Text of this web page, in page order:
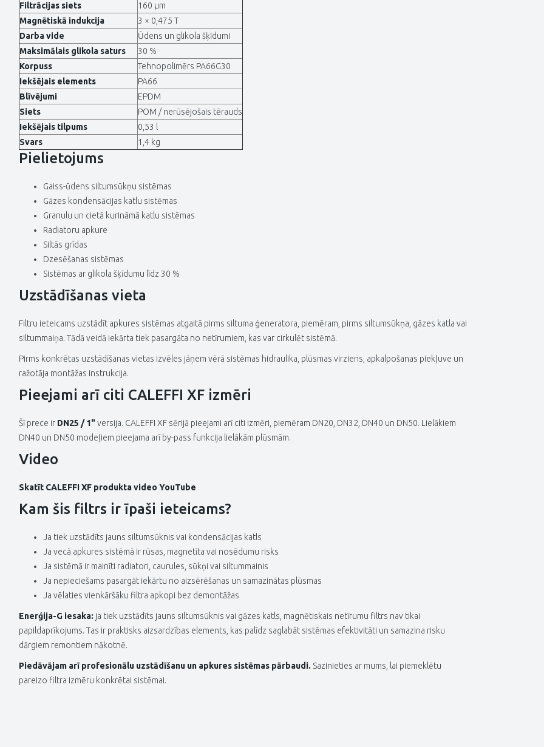
Filtrācijas siets
160 µm
Magnētiskā indukcija
3 × 0,475 T
Darba vide
Ūdens un glikola šķīdumi
Maksimālais glikola saturs
30 %
Korpuss
Tehnopolimērs PA66G30
Iekšējais elements
PA66
Blīvējumi
EPDM
Siets
POM / nerūsējošais tērauds
Iekšējais tilpums
0,53 l
Svars
1,4 kg
Pielietojums
Gaiss-ūdens siltumsūkņu sistēmas
Gāzes kondensācijas katlu sistēmas
Granulu un cietā kurināmā katlu sistēmas
Radiatoru apkure
Siltās grīdas
Dzesēšanas sistēmas
Sistēmas ar glikola šķīdumu līdz 30 %
Uzstādīšanas vieta
Filtru ieteicams uzstādīt apkures sistēmas atgaitā pirms siltuma ģeneratora, piemēram, pirms siltumsūkņa, gāzes katla vai
siltummaiņa. Tādā veidā iekārta tiek pasargāta no netīrumiem, kas var cirkulēt sistēmā.
Pirms konkrētas uzstādīšanas vietas izvēles jāņem vērā sistēmas hidraulika, plūsmas virziens, apkalpošanas piekļuve un
ražotāja montāžas instrukcija.
Pieejami arī citi CALEFFI XF izmēri
Šī prece ir DN25 / 1"versija. CALEFFI XF sērijā pieejami arī citi izmēri, piemēram DN20, DN32, DN40 un DN50. Lielākiem
DN40 un DN50 modeļiem pieejama arī by-pass funkcija lielākām plūsmām.
Video
Skatīt CALEFFI XF produkta video YouTube
Kam šis filtrs ir īpaši ieteicams?
Ja tiek uzstādīts jauns siltumsūknis vai kondensācijas katls
Ja vecā apkures sistēmā ir rūsas, magnetīta vai nosēdumu risks
Ja sistēmā ir mainīti radiatori, caurules, sūkņi vai siltummainis
Ja nepieciešams pasargāt iekārtu no aizsērēšanas un samazinātas plūsmas
Ja vēlaties vienkāršāku filtra apkopi bez demontāžas
Enerģija-G iesaka: ja tiek uzstādīts jauns siltumsūknis vai gāzes katls, magnētiskais netīrumu filtrs nav tikai
papildaprīkojums. Tas ir praktisks aizsardzības elements, kas palīdz saglabāt sistēmas efektivitāti un samazina risku
dārgiem remontiem nākotnē.
Piedāvājam arī profesionālu uzstādīšanu un apkures sistēmas pārbaudi. Sazinieties ar mums, lai piemeklētu
pareizo filtra izmēru konkrētai sistēmai.